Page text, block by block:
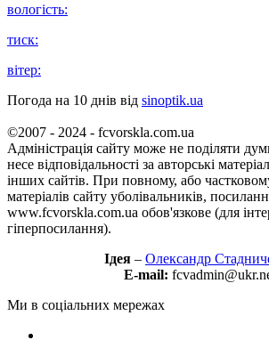
вологість:
тиск:
вітер:
Погода на 10 днів від sinoptik.ua
©2007 - 2024 - fcvorskla.com.ua
Адміністрація сайту може не поділяти
несе відповідальності за авторські
інших сайтів. При повному, або
матеріалів сайту уболівальників,
www.fcvorskla.com.ua обов'язкове (для
гіперпосилання).
Ідея – Олександр
E-mail:
Ми в соціальних мережах